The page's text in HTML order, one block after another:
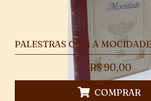
PALESTRAS COM A
R$90,00
COMPRAR